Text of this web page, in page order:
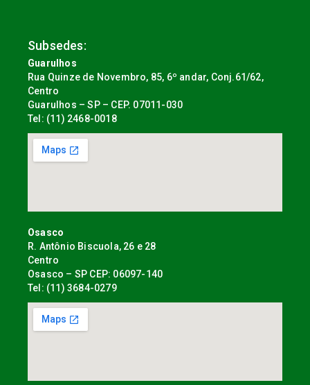
Subsedes:
Guarulhos
Rua Quinze de Novembro, 85, 6º andar, Conj.61/62,
Centro
Guarulhos – SP – CEP. 07011-030
Tel: (11) 2468-0018
Osasco
R. Antônio Biscuola, 26 e 28
Centro
Osasco – SP CEP: 06097-140
Tel: (11) 3684-0279